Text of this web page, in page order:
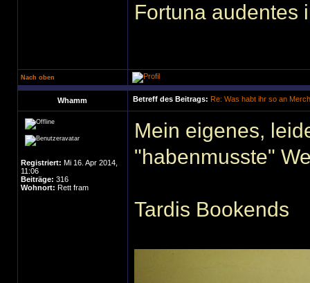
Fortuna audentes
Nach oben
Whamm Betreff des Beitrags: Re: Was habt ihr so an
Registriert: Mi 16. Apr 2014,
11:06
Beiträge: 316
Wohnort: Rett fram
Mein eigenes,
"habenmusste"
Tardis Bookends